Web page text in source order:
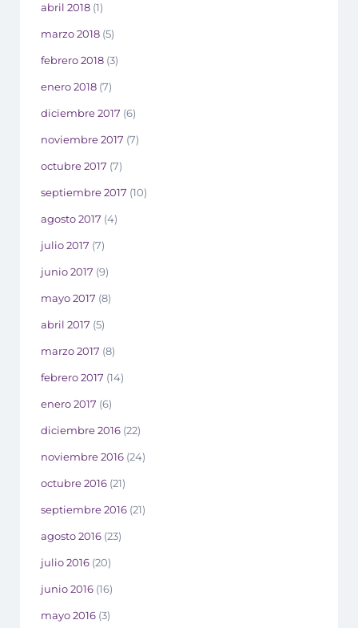
abril 2018 (1)
marzo 2018 (5)
febrero 2018 (3)
enero 2018 (7)
diciembre 2017 (6)
noviembre 2017 (7)
octubre 2017 (7)
septiembre 2017 (10)
agosto 2017 (4)
julio 2017 (7)
junio 2017 (9)
mayo 2017 (8)
abril 2017 (5)
marzo 2017 (8)
febrero 2017 (14)
enero 2017 (6)
diciembre 2016 (22)
noviembre 2016 (24)
octubre 2016 (21)
septiembre 2016 (21)
agosto 2016 (23)
julio 2016 (20)
junio 2016 (16)
mayo 2016 (3)